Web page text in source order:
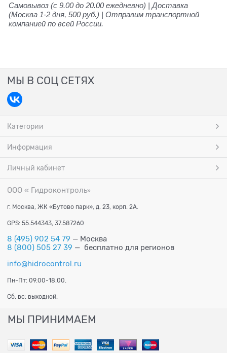
Самовывоз (с 9.00 до 20.00 ежедневно) | Доставка
(Москва 1-2 дня, 500 руб.) | Отправим транспортной
компанией по всей России.
МЫ В СОЦ СЕТЯХ
Категории
Информация
Личный кабинет
ООО « Гидроконтроль»
г. Москва, ЖК «Бутово парк», д. 23, корп. 2А.
GPS: 55.544343, 37.587260
8 (495) 902 54 79 — Москва
8 (800) 505 27 39 — бесплатно для регионов
info@hidrocontrol.ru
Пн-Пт: 09.00-18.00.
Сб, вс: выходной.
МЫ ПРИНИМАЕМ